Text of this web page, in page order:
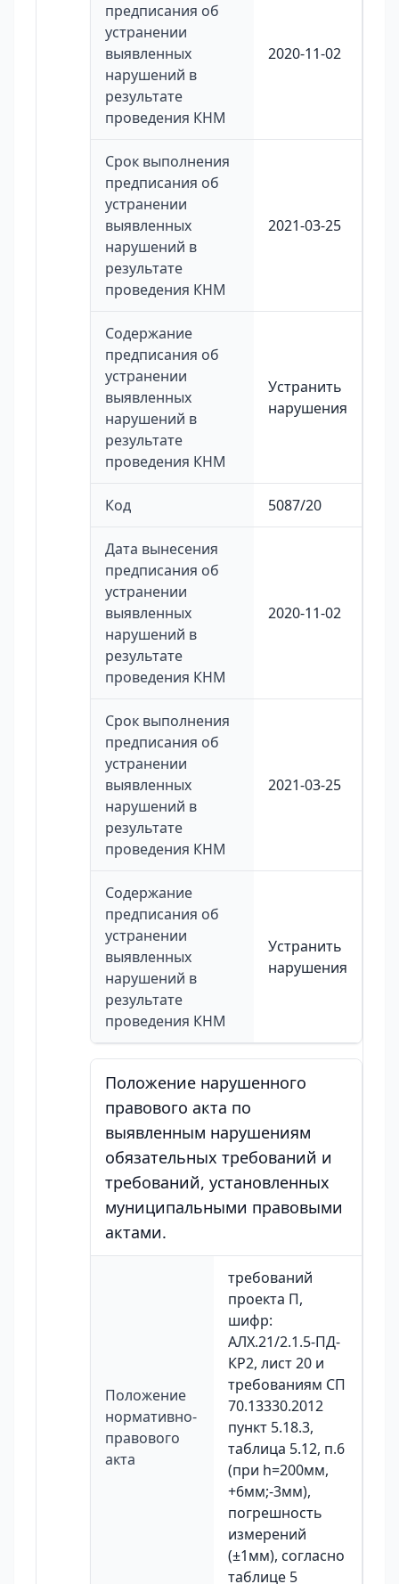
предписания об
устранении
выявленных
нарушений в
результате
проведения КНМ
2020-11-02
Срок выполнения
предписания об
устранении
выявленных
нарушений в
результате
проведения КНМ
2021-03-25
Содержание
предписания об
устранении
выявленных
нарушений в
результате
проведения КНМ
Устранить
нарушения
Код 5087/20
Дата вынесения
предписания об
устранении
выявленных
нарушений в
результате
проведения КНМ
2020-11-02
Срок выполнения
предписания об
устранении
выявленных
нарушений в
результате
проведения КНМ
2021-03-25
Содержание
предписания об
устранении
выявленных
нарушений в
результате
проведения КНМ
Устранить
нарушения
Положение нарушенного
правового акта по
выявленным нарушениям
обязательных требований и
требований, установленных
муниципальными правовыми
актами.
Положение
нормативно-
правового
акта
требований
проекта П,
шифр:
АЛХ.21/2.1.5-ПД-
КР2, лист 20 и
требованиям СП
70.13330.2012
пункт 5.18.3,
таблица 5.12, п.6
(при h=200мм,
+6мм;-3мм),
погрешность
измерений
(±1мм), согласно
таблице 5